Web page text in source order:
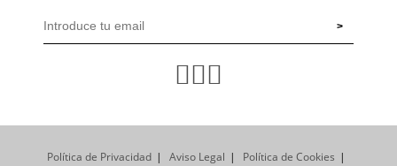
Política de Privacidad Aviso Legal
Política de Cookies